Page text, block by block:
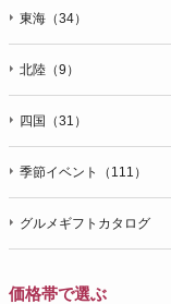
東海（34）
北陸（9）
四国（31）
季節イベント（111）
グルメギフトカタログ
価格帯で選ぶ